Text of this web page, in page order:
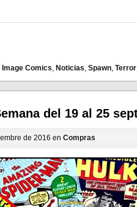
Image Comics, Noticias, Spawn, Terror
del 19 al 25
de 2016 en Compras